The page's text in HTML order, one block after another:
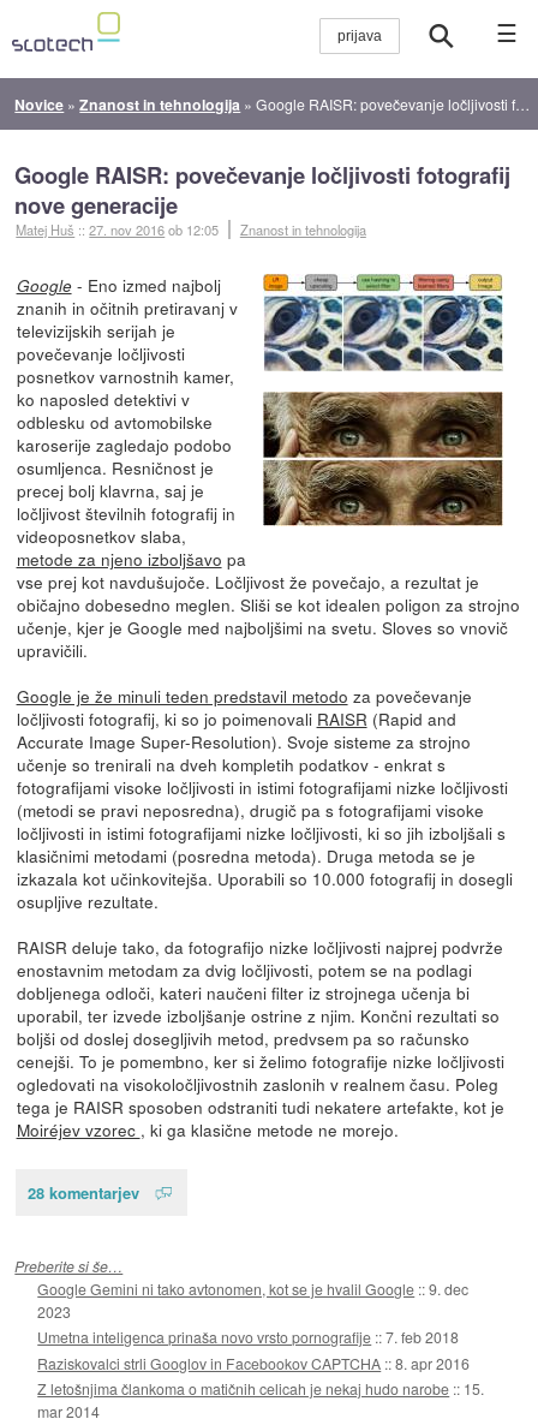
☰
Novice »Znanost in tehnologija »Google RAISR: povečevanje ločljivosti fotografij nove generacije
Google RAISR: povečevanje ločljivosti fotografij
nove generacije
Matej Huš ::27. nov 2016ob 12:05 Znanost in tehnologija
Google- Eno izmed najbolj
znanih in očitnih pretiravanj v
televizijskih serijah je
povečevanje ločljivosti
posnetkov varnostnih kamer,
ko naposled detektivi v
odblesku od avtomobilske
karoserije zagledajo podobo
osumljenca. Resničnost je
precej bolj klavrna, saj je
ločljivost številnih fotografij in
videoposnetkov slaba,
metode za njeno izboljšavo pa
vse prej kot navdušujoče. Ločljivost že povečajo, a rezultat je
običajno dobesedno meglen. Sliši se kot idealen poligon za strojno
učenje, kjer je Google med najboljšimi na svetu. Sloves so vnovič
upravičili.
Google je že minuli teden predstavil metodo za povečevanje
ločljivosti fotografij, ki so jo poimenovali RAISR (Rapid and
Accurate Image Super-Resolution). Svoje sisteme za strojno
učenje so trenirali na dveh kompletih podatkov - enkrat s
fotografijami visoke ločljivosti in istimi fotografijami nizke ločljivosti
(metodi se pravi neposredna), drugič pa s fotografijami visoke
ločljivosti in istimi fotografijami nizke ločljivosti, ki so jih izboljšali s
klasičnimi metodami (posredna metoda). Druga metoda se je
izkazala kot učinkovitejša. Uporabili so 10.000 fotografij in dosegli
osupljive rezultate.
RAISR deluje tako, da fotografijo nizke ločljivosti najprej podvrže
enostavnim metodam za dvig ločljivosti, potem se na podlagi
dobljenega odloči, kateri naučeni filter iz strojnega učenja bi
uporabil, ter izvede izboljšanje ostrine z njim. Končni rezultati so
boljši od doslej dosegljivih metod, predvsem pa so računsko
cenejši. To je pomembno, ker si želimo fotografije nizke ločljivosti
ogledovati na visokoločljivostnih zaslonih v realnem času. Poleg
tega je RAISR sposoben odstraniti tudi nekatere artefakte, kot je
Moiréjev vzorec , ki ga klasične metode ne morejo.
28 komentarjev
Preberite si še…
Google Gemini ni tako avtonomen, kot se je hvalil Google ::9. dec
2023
Umetna inteligenca prinaša novo vrsto pornografije ::7. feb 2018
Raziskovalci strli Googlov in Facebookov CAPTCHA ::8. apr 2016
Z letošnjima člankoma o matičnih celicah je nekaj hudo narobe :: 15.
mar 2014